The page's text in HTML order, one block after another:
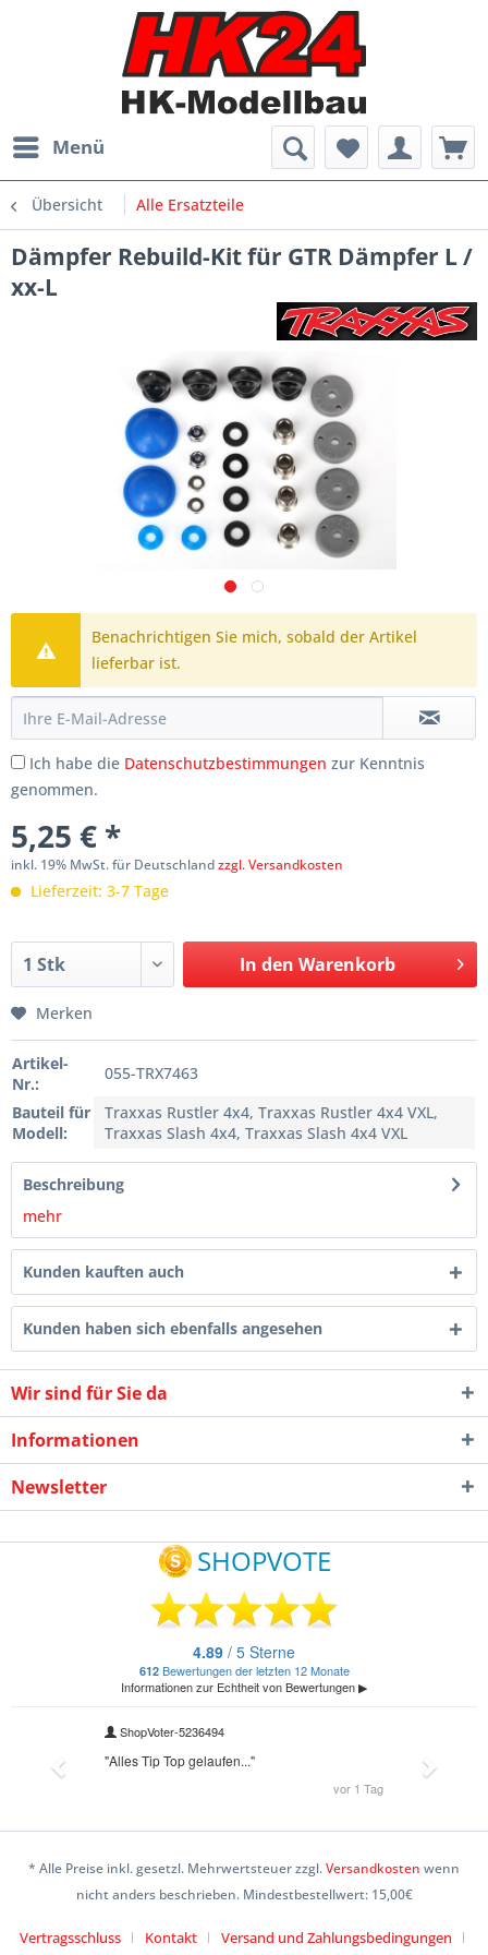
Menü
Übersicht Alle Ersatzteile
Dämpfer Rebuild-Kit für GTR Dämpfer L /
xx-L
Benachrichtigen Sie mich, sobald der Artikel
lieferbar ist.
Ich habe die Datenschutzbestimmungen zur Kenntnis
genommen.
5,25 € *
inkl. 19% MwSt. für Deutschlandzzgl. Versandkosten
Lieferzeit: 3-7 Tage
In den Warenkorb
Merken
Artikel-
Nr.:
055-TRX7463
Bauteil für
Modell:
Traxxas Rustler 4x4, Traxxas Rustler 4x4 VXL,
Traxxas Slash 4x4, Traxxas Slash 4x4 VXL
Beschreibung
mehr
Kunden kauften auch
Kunden haben sich ebenfalls angesehen
Wir sind für Sie da
Informationen
Newsletter
* Alle Preise inkl. gesetzl. Mehrwertsteuer zzgl.Versandkosten wenn
nicht anders beschrieben. Mindestbestellwert: 15,00€
Vertragsschluss Kontakt Versand und Zahlungsbedingungen